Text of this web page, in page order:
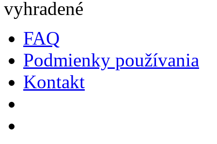
vyhradené
FAQ
Podmienky používania
Kontakt